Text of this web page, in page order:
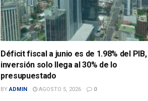
Déficit fiscal a junio es de 1.98% del
inversión solo llega al 30% de lo
presupuestado
BY ADMIN AGOSTO 5, 2026 0